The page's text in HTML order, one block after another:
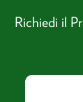
Richiedi il